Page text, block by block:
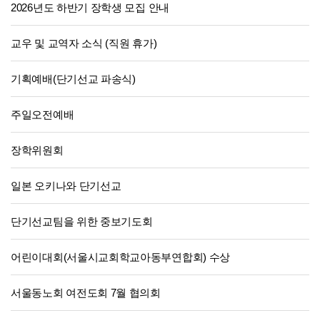
2026년도 하반기 장학생 모집 안내
교우 및 교역자 소식 (직원 휴가)
기획예배(단기선교 파송식)
주일오전예배
장학위원회
일본 오키나와 단기선교
단기선교팀을 위한 중보기도회
어린이대회(서울시교회학교아동부연합회) 수상
서울동노회 여전도회 7월 협의회